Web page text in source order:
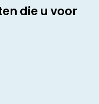
die u voor